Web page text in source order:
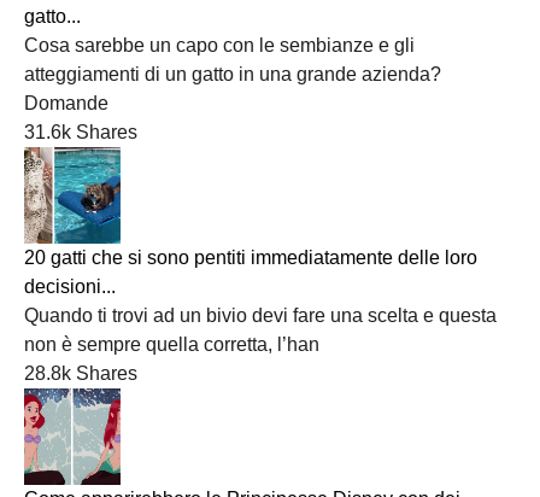
gatto...
Cosa sarebbe un capo con le sembianze e gli
atteggiamenti di un gatto in una grande azienda?
Domande
31.6k Shares
20 gatti che si sono pentiti immediatamente delle loro
decisioni...
Quando ti trovi ad un bivio devi fare una scelta e questa
non è sempre quella corretta, l’han
28.8k Shares